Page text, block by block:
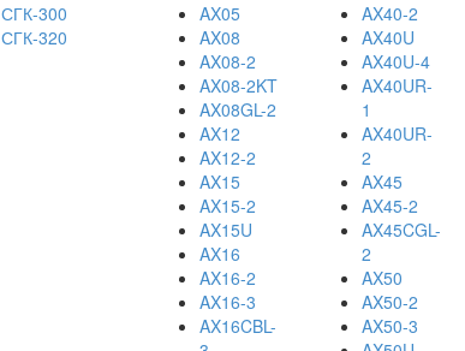
СГК-300
СГК-320
AX05
AX08
AX08-2
AX08-2KT
AX08GL-2
AX12
AX12-2
AX15
AX15-2
AX15U
AX16
AX16-2
AX16-3
AX16CBL-
AX40-2
AX40U
AX40U-4
AX40UR-
1
AX40UR-
2
AX45
AX45-2
AX45CGL-
2
AX50
AX50-2
AX50-3